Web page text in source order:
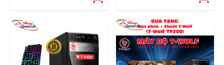
Chuột T-Wolf TF200
TW-P350 +Tặng Bộ Phím
Chuột T-Wolf TF200